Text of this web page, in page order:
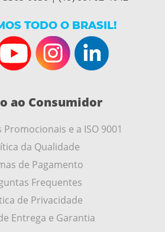
TODO O BRASIL!
ao Consumidor
Promocionais e a ISO 9001
da Qualidade
de Pagamento
Frequentes
de Privacidade
Entrega e Garantia